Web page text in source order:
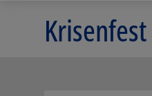
Krisenfest